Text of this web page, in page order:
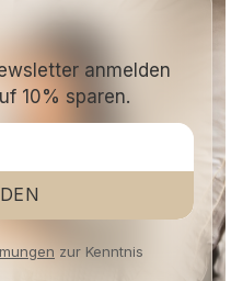
anmelden
10% sparen.
zur Kenntnis